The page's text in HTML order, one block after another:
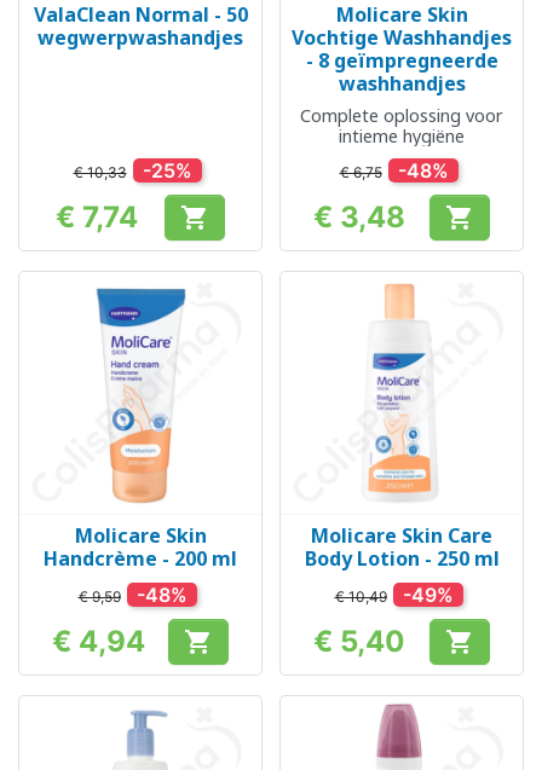
ValaClean Normal - 50
wegwerpwashandjes
€ 10,33 -25%
Prijs
€ 7,74 
Molicare Skin
Vochtige Washhandjes
- 8 geïmpregneerde
washhandjes
Complete oplossing voor
intieme hygiëne
€ 6,75 -48%
Prijs
€ 3,48 
Molicare Skin
Handcrème - 200 ml
€ 9,59 -48%
Prijs
€ 4,94 
Molicare Skin Care
Body Lotion - 250 ml
€ 10,49 -49%
Prijs
€ 5,40 